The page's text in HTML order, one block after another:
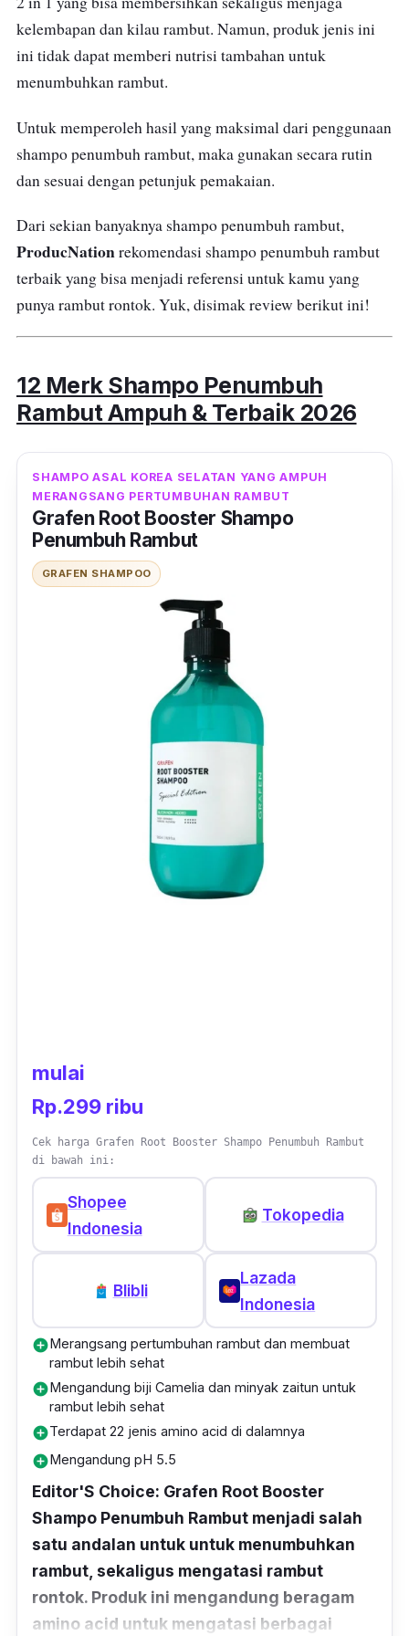
kelembapan dan kilau rambut. Namun, produk jenis ini
ini tidak dapat memberi nutrisi tambahan untuk
menumbuhkan rambut.
Untuk memperoleh hasil yang maksimal dari penggunaan
shampo penumbuh rambut, maka gunakan secara rutin
dan sesuai dengan petunjuk pemakaian.
Dari sekian banyaknya shampo penumbuh rambut,
ProducNationrekomendasi shampo penumbuh rambut
terbaik yang bisa menjadi referensi untuk kamu yang
punya rambut rontok. Yuk, disimak review berikut ini!
12 Merk Shampo Penumbuh
Rambut Ampuh & Terbaik 2026
SHAMPO ASAL KOREA SELATAN YANG AMPUH
MERANGSANG PERTUMBUHAN RAMBUT
Grafen Root Booster Shampo
Penumbuh Rambut
GRAFEN SHAMPOO
mulai
Rp.299 ribu
Cek harga Grafen Root Booster Shampo Penumbuh Rambut
di bawah ini:
Shopee
Indonesia
Tokopedia
Blibli
Lazada
Indonesia
add_circleMerangsang pertumbuhan rambut dan membuat
rambut lebih sehat
add_circleMengandung biji Camelia dan minyak zaitun untuk
rambut lebih sehat
add_circleTerdapat 22 jenis amino acid di dalamnya
add_circleMengandung pH 5.5
Editor'S Choice: Grafen Root Booster
Shampo Penumbuh Rambut menjadi salah
satu andalan untuk untuk menumbuhkan
rambut, sekaligus mengatasi rambut
rontok. Produk ini mengandung beragam
amino acid untuk mengatasi berbagai